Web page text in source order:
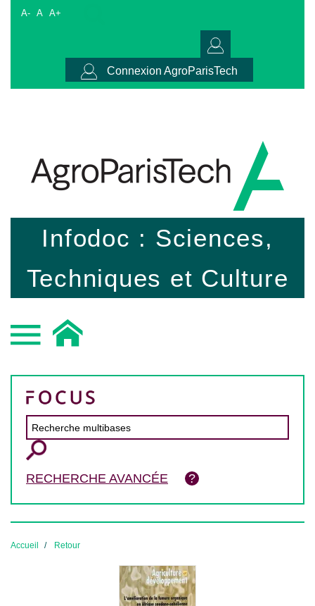
A- A A+
Connexion AgroParisTech
Infodoc : Sciences,
Techniques et Culture
RECHERCHE AVANCÉE
Accueil Retour